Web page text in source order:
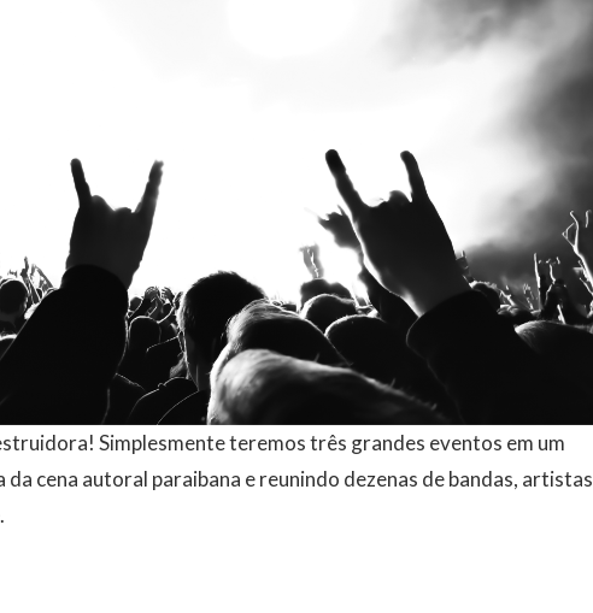
Simplesmente teremos três grandes eventos em um
cena autoral paraibana e reunindo dezenas de bandas, artistas